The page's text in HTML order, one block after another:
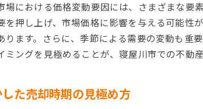
売却時
物件価値を
リフォ
場における価格変動要因には、さまざまな要
を押し上げ、市場価格に影響を与える可能性
ります。さらに、季節による需要の変動も重
ミングを見極めることが、寝屋川市での不動
た売却時期の見極め方